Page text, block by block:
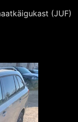
(JUF)